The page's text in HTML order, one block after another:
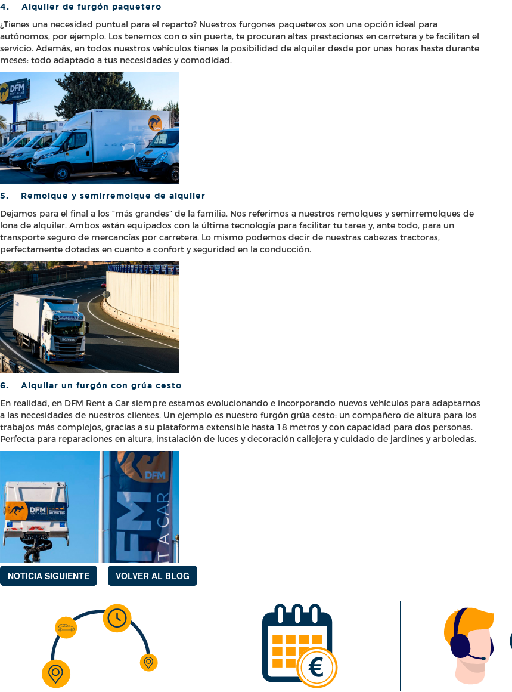
4. Alquiler de furgón paquetero
¿Tienes una necesidad puntual para el reparto? Nuestros furgones paqueteros son una opción ideal para
autónomos, por ejemplo. Los tenemos con o sin puerta, te procuran altas prestaciones en carretera y te facilitan el
servicio. Además, en todos nuestros vehículos tienes la posibilidad de alquilar desde por unas horas hasta durante
meses: todo adaptado a tus necesidades y comodidad.
5. Remolque y semirremolque de alquiler
Dejamos para el final a los “más grandes” de la familia. Nos referimos a nuestros remolques y semirremolques de
lona de alquiler. Ambos están equipados con la última tecnología para facilitar tu tarea y, ante todo, para un
transporte seguro de mercancías por carretera. Lo mismo podemos decir de nuestras cabezas tractoras,
perfectamente dotadas en cuanto a confort y seguridad en la conducción.
6. Alquilar un furgón con grúa cesto
En realidad, en DFM Rent a Car siempre estamos evolucionando e incorporando nuevos vehículos para adaptarnos
a las necesidades de nuestros clientes. Un ejemplo es nuestro furgón grúa cesto: un compañero de altura para los
trabajos más complejos, gracias a su plataforma extensible hasta 18 metros y con capacidad para dos personas.
Perfecta para reparaciones en altura, instalación de luces y decoración callejera y cuidado de jardines y arboledas.
NOTICIA SIGUIENTE VOLVER AL BLOG